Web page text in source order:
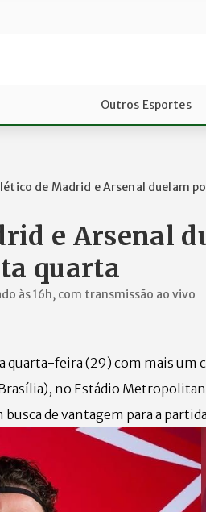
Outros Esportes
de Madrid e Arsenal duelam
e Arsenal
quarta
às 16h, com transmissão ao vivo
quarta-feira (29) com mais
no Estádio
de vantagem para a